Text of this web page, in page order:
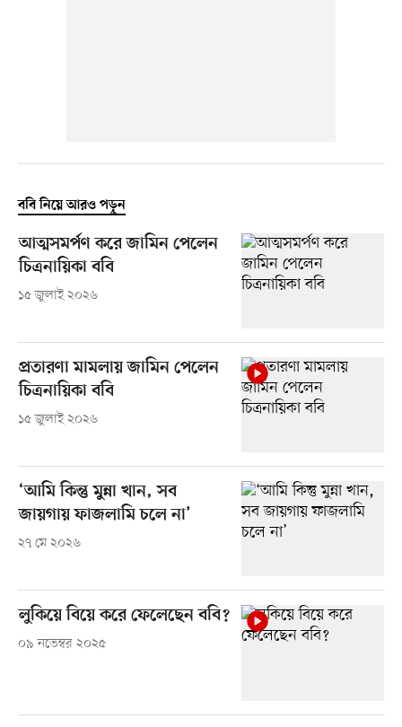
ববি নিয়ে আরও পড়ুন
আত্মসমর্পণ করে জামিন পেলেন
চিত্রনায়িকা ববি
১৫ জুলাই ২০২৬
প্রতারণা মামলায় জামিন পেলেন
চিত্রনায়িকা ববি
১৫ জুলাই ২০২৬
‘আমি কিন্তু মুন্না খান, সব
জায়গায় ফাজলামি চলে না’
২৭ মে ২০২৬
লুকিয়ে বিয়ে করে ফেলেছেন ববি?
০৯ নভেম্বর ২০২৫